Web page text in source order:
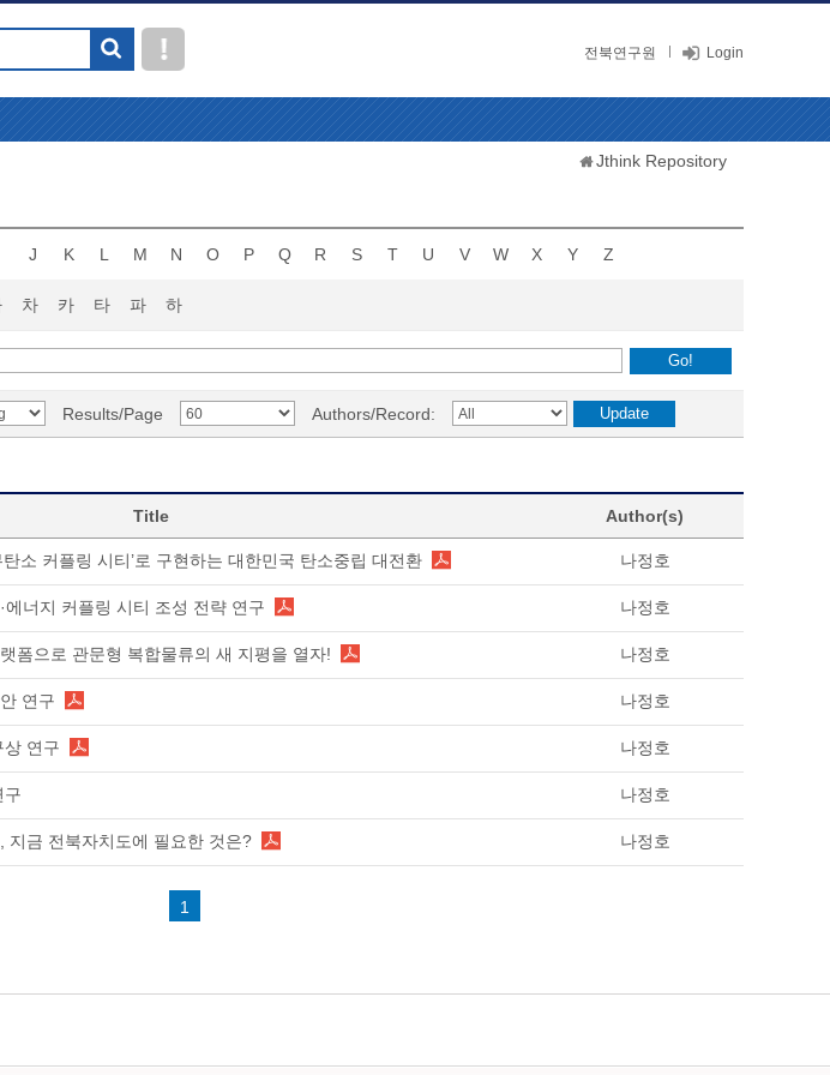
전북연구원 Login
Jthink Repository
J K L M N O P Q R S T U V W X Y Z
차 카 타 파 하
Results/Page Authors/Record:
Title Author(s)
소 커플링 시티’로 구현하는 대한민국 탄소중립 대전환 나정호
너지 커플링 시티 조성 전략 연구 나정호
폼으로 관문형 복합물류의 새 지평을 열자! 나정호
연구 나정호
상 연구 나정호
구 나정호
지금 전북자치도에 필요한 것은? 나정호
1